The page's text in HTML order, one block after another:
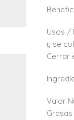
Usos /
y se
Cerrar
Valor